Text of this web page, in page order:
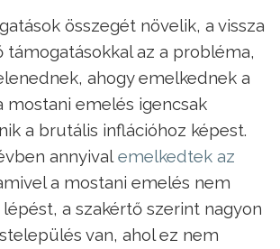
összegét növelik, a vissza
az a probléma,
ahogy emelkednek a
mostani emelés igencsak
a brutális inflációhoz képest.
annyival emelkedtek az
a mostani emelés nem
a szakértő szerint nagyon
van, ahol ez nem